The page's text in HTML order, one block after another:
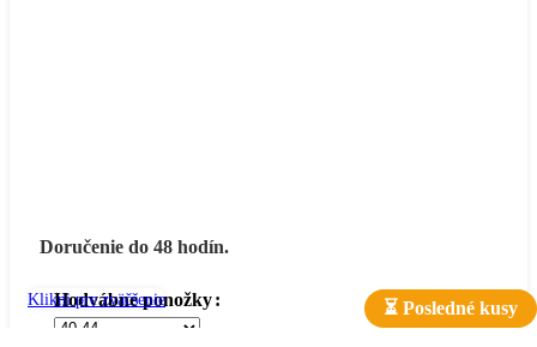
⏳ Posledné kusy
Klikni pre zväčšenie
Doručenie do 48 hodín.
Hodvábne ponožky